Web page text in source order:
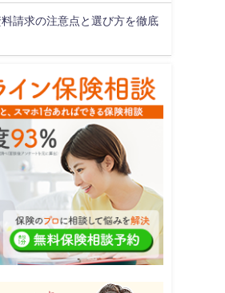
請求の注意点と選び方を徹底